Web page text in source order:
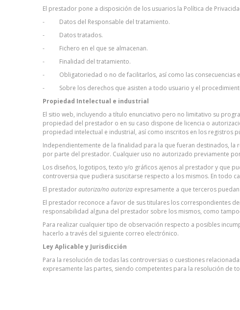
El prestador pone a disposición de los usuarios la Política de
- Datos del Responsable del tratamiento.
- Datos tratados.
- Fichero en el que se almacenan.
- Finalidad del tratamiento.
- Obligatoriedad o no de facilitarlos, así como las consecuencias
- Sobre los derechos que asisten a todo usuario y el
Propiedad Intelectual e industrial
El sitio web, incluyendo a título enunciativo pero no limitativo su
propiedad del prestador o en su caso dispone de licencia o
propiedad intelectual e industrial, así como inscritos en los registros
Independientemente de la finalidad para la que fueran destinados,
por parte del prestador. Cualquier uso no autorizado previamente
Los diseños, logotipos, texto y/o gráficos ajenos al prestador y que
controversia que pudiera suscitarse respecto a los mismos. En todo
El prestadorautoriza/no autoriza expresamente a que terceros
El prestador reconoce a favor de sus titulares los correspondientes
responsabilidad alguna del prestador sobre los mismos, como
Para realizar cualquier tipo de observación respecto a posibles
hacerlo a través del siguiente correo electrónico.
Ley Aplicable y Jurisdicción
Para la resolución de todas las controversias o cuestiones
expresamente las partes, siendo competentes para la resolución de